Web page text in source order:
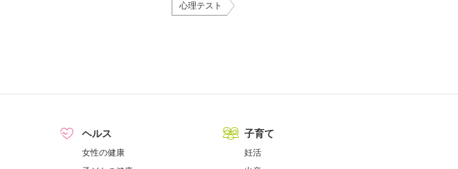
心理テスト
ヘルス
女性の健康
子育て
妊活